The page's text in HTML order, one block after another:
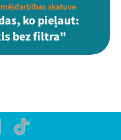
skatuve
ko pieļaut:
bez filtra"
TikTok